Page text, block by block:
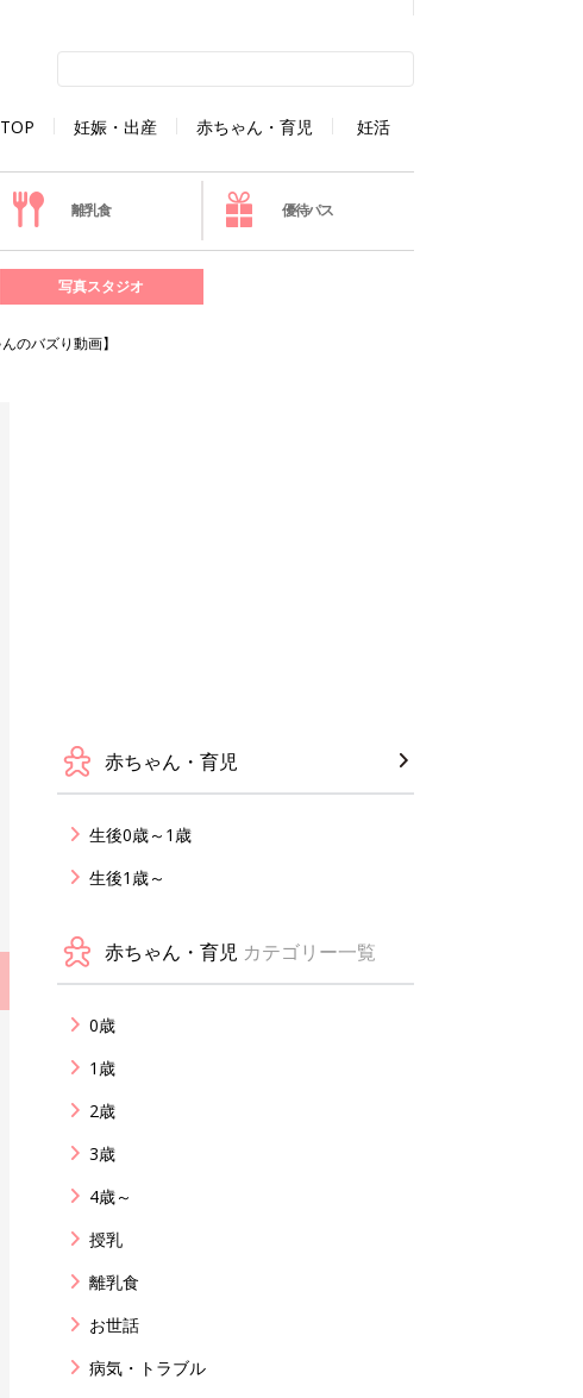
TOP 妊娠・出産 赤ちゃん・育児 妊活
離乳食 優待パス
写真スタジオ
のバズり動画】
赤ちゃん・育児
生後0歳～1歳
生後1歳～
赤ちゃん・育児 カテゴリー一覧
0歳
1歳
2歳
3歳
4歳～
授乳
離乳食
お世話
病気・トラブル